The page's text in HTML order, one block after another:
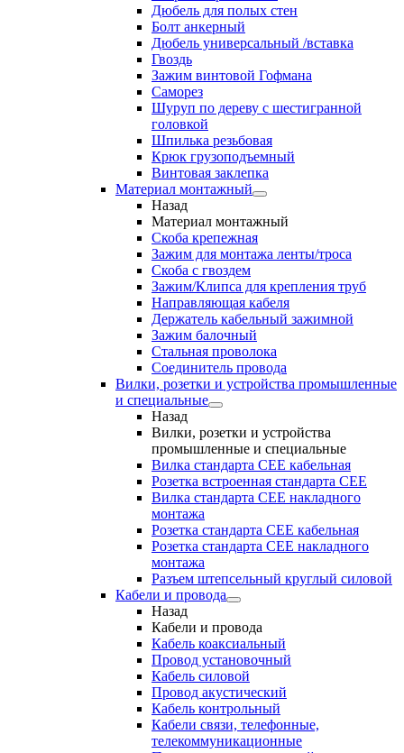
Дюбель для полых стен
Болт анкерный
Дюбель универсальный /вставка
Гвоздь
Зажим винтовой Гофмана
Саморез
Шуруп по дереву с шестигранной
головкой
Шпилька резьбовая
Крюк грузоподъемный
Винтовая заклепка
Материал монтажный
Назад
Материал монтажный
Скоба крепежная
Зажим для монтажа ленты/троса
Скоба с гвоздем
Зажим/Клипса для крепления труб
Направляющая кабеля
Держатель кабельный зажимной
Зажим балочный
Стальная проволока
Соединитель провода
Вилки, розетки и устройства промышленные
и специальные
Назад
Вилки, розетки и устройства
промышленные и специальные
Вилка стандарта CEE кабельная
Розетка встроенная стандарта CEE
Вилка стандарта CEE накладного
монтажа
Розетка стандарта СЕЕ кабельная
Розетка стандарта СЕЕ накладного
монтажа
Разъем штепсельный круглый силовой
Кабели и провода
Назад
Кабели и провода
Кабель коаксиальный
Провод установочный
Кабель силовой
Провод акустический
Кабель контрольный
Кабели связи, телефонные,
телекоммуникационные